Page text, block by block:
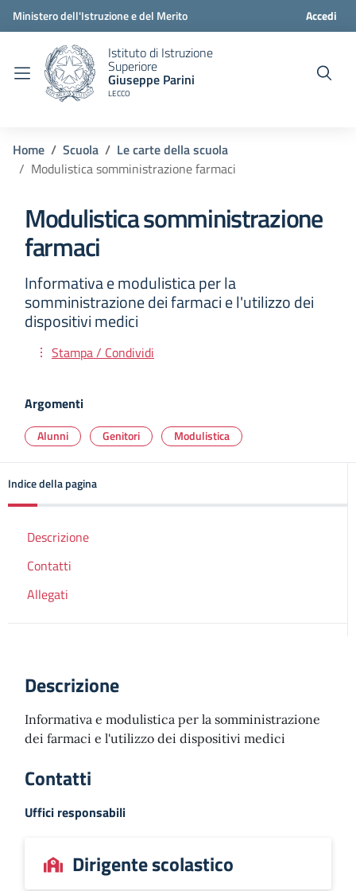
Ministero dell'Istruzione e del Merito Accedi
Istituto di Istruzione
Superiore
Giuseppe Parini
LECCO
Home Scuola
Le carte della scuola
Modulistica somministrazione farmaci
Modulistica somministrazione
farmaci
Informativa e modulistica per la
somministrazione dei farmaci e l'utilizzo dei
dispositivi medici
Stampa / Condividi
Argomenti
Alunni Genitori Modulistica
Indice della pagina
Descrizione
Contatti
Allegati
Descrizione
Informativa e modulistica per la somministrazione
dei farmaci e l'utilizzo dei dispositivi medici
Contatti
Uffici responsabili
Dirigente scolastico